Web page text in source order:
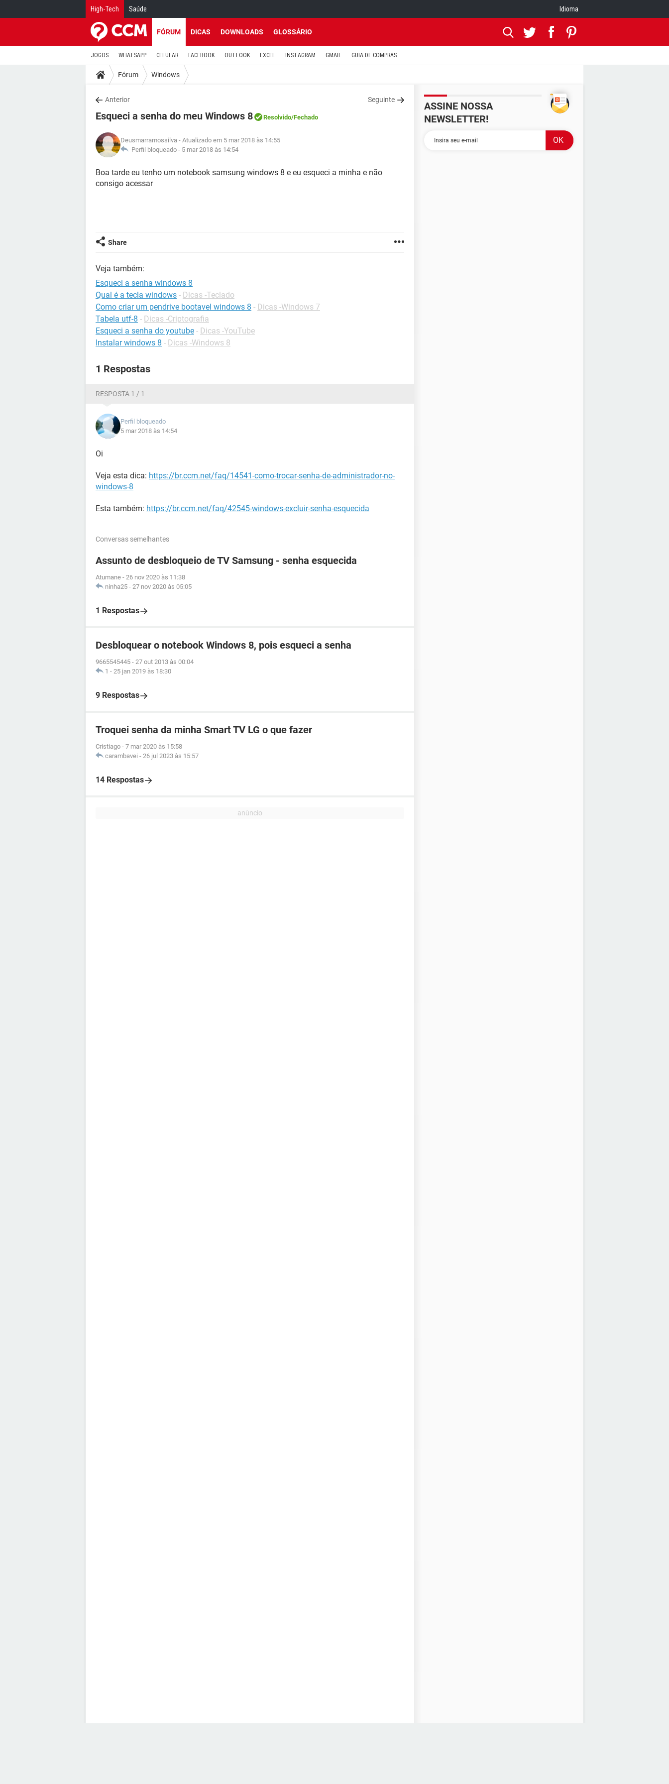
High-Tech Saúde Idioma
FÓRUM DICAS DOWNLOADS GLOSSÁRIO
JOGOS WHATSAPP CELULAR FACEBOOK OUTLOOK EXCEL INSTAGRAM GMAIL GUIA DE COMPRAS
Fórum Windows
Anterior Seguinte
Esqueci a senha do meu Windows 8 Resolvido/Fechado
Deusmarramossilva - Atualizado em 5 mar 2018 às 14:55
Perfil bloqueado - 5 mar 2018 às 14:54
Boa tarde eu tenho um notebook samsung windows 8 e eu esqueci a minha e não
consigo acessar
Share
Veja também:
Esqueci a senha windows 8
Qual é a tecla windows - Dicas -Teclado
Como criar um pendrive bootavel windows 8 - Dicas -Windows 7
Tabela utf-8 - Dicas -Criptografia
Esqueci a senha do youtube - Dicas -YouTube
Instalar windows 8 - Dicas -Windows 8
1 Respostas
RESPOSTA 1 / 1
Perfil bloqueado
5 mar 2018 às 14:54
Oi
Veja esta dica: https://br.ccm.net/faq/14541-como-trocar-senha-de-administrador-no-
windows-8
Esta também: https://br.ccm.net/faq/42545-windows-excluir-senha-esquecida
Conversas semelhantes
Assunto de desbloqueio de TV Samsung - senha esquecida
Atumane - 26 nov 2020 às 11:38
ninha25 - 27 nov 2020 às 05:05
1 Respostas
Desbloquear o notebook Windows 8, pois esqueci a senha
9665545445 - 27 out 2013 às 00:04
1 - 25 jan 2019 às 18:30
9 Respostas
Troquei senha da minha Smart TV LG o que fazer
Cristiago - 7 mar 2020 às 15:58
carambavei - 26 jul 2023 às 15:57
14 Respostas
ASSINE NOSSA
NEWSLETTER!